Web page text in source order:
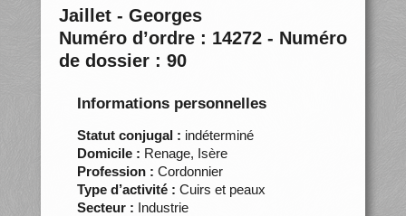
Jaillet - Georges
Numéro d’ordre : 14272 - Numéro
de dossier : 90
Informations personnelles
Statut conjugal : indéterminé
Domicile : Renage, Isère
Profession : Cordonnier
Type d’activité : Cuirs et peaux
Secteur : Industrie